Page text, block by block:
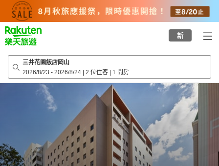
top
page
新
三井花園飯店岡山
2026/8/23 - 2026/8/24 | 2 位住客 | 1 間房